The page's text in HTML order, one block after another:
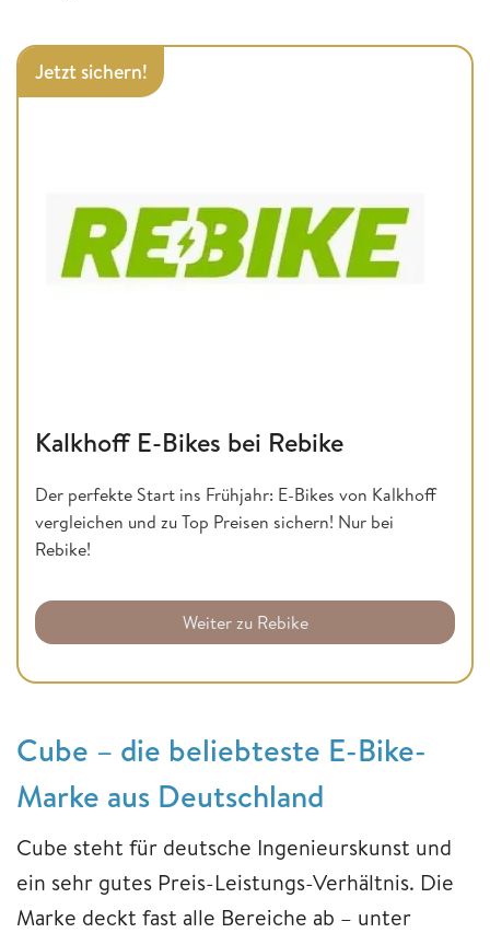
Jetzt sichern!
Kalkhoff E-Bikes bei Rebike
Der perfekte Start ins Frühjahr: E-Bikes von Kalkhoff
vergleichen und zu Top Preisen sichern! Nur bei
Rebike!
Weiter zu Rebike
Cube – die beliebteste E-Bike-
Marke aus Deutschland
Cube steht für deutsche Ingenieurskunst und
ein sehr gutes Preis-Leistungs-Verhältnis. Die
Marke deckt fast alle Bereiche ab – unter